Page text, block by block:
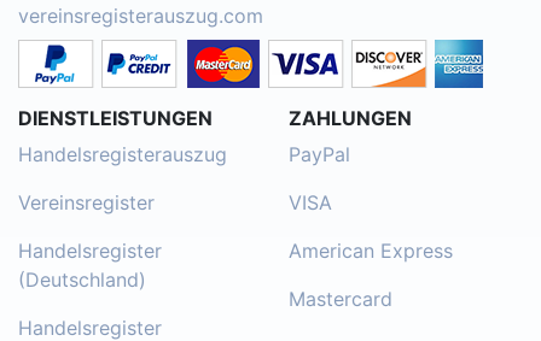
vereinsregisterauszug.com
DIENSTLEISTUNGEN
Handelsregisterauszug
Vereinsregister
Handelsregister
(Deutschland)
Handelsregister
ZAHLUNGEN
PayPal
VISA
American Express
Mastercard